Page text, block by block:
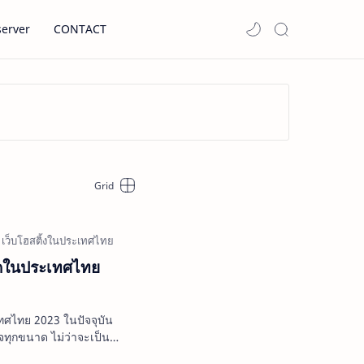
CONTACT
นประเทศไทย
ศไทย 2023 ในปัจจุบัน
กขนาด ไม่ว่าจะเป็น